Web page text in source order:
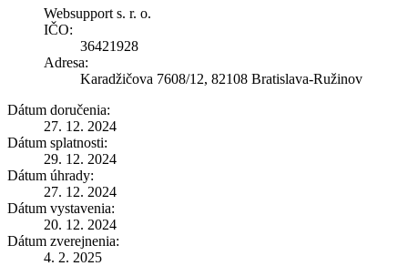
Websupport s. r. o.
IČO:
36421928
Adresa:
Karadžičova 7608/12, 82108 Bratislava-Ružinov
Dátum doručenia:
27. 12. 2024
Dátum splatnosti:
29. 12. 2024
Dátum úhrady:
27. 12. 2024
Dátum vystavenia:
20. 12. 2024
Dátum zverejnenia:
4. 2. 2025